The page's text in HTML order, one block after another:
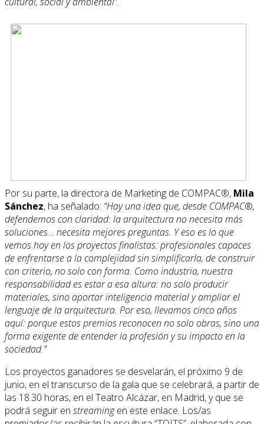
Por su parte, la directora de Marketing de COMPAC®, Mila
Sánchez, ha señalado: “Hay una idea que, desde COMPAC®,
defendemos con claridad: la arquitectura no necesita más
soluciones… necesita mejores preguntas. Y eso es lo que
vemos hoy en los proyectos finalistas: profesionales capaces
de enfrentarse a la complejidad sin simplificarla, de construir
con criterio, no solo con forma. Como industria, nuestra
responsabilidad es estar a esa altura: no solo producir
materiales, sino aportar inteligencia material y ampliar el
lenguaje de la arquitectura. Por eso, llevamos cinco años
aquí: porque estos premios reconocen no solo obras, sino una
forma exigente de entender la profesión y su impacto en la
sociedad.”
Los proyectos ganadores se desvelarán, el próximo 9 de
junio, en el transcurso de la gala que se celebrará, a partir de
las 18.30 horas, en el Teatro Alcázar, en Madrid, y que se
podrá seguir en streamingen este enlace. Los/as